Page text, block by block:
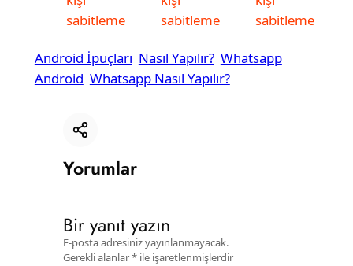
Android İpuçları Nasıl Yapılır? Whatsapp
Android Whatsapp Nasıl Yapılır?
Yorumlar
Bir yanıt yazın
E-posta adresiniz yayınlanmayacak.
Gerekli alanlar*ile işaretlenmişlerdir